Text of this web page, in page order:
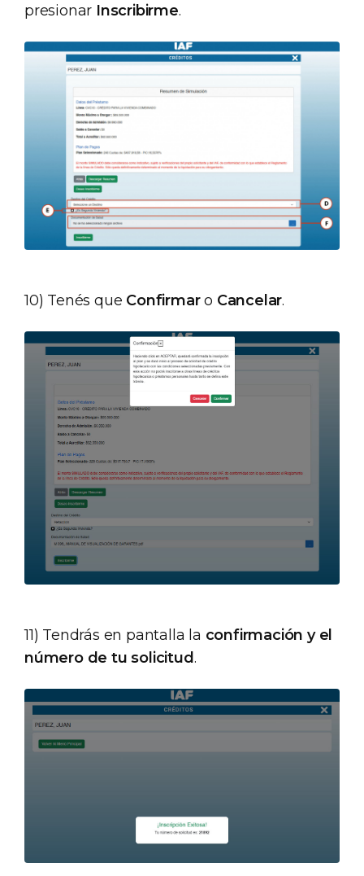
presionar Inscribirme.
10) Tenés que Confirmaro Cancelar.
11) Tendrás en pantalla la confirmación y el
número de tu solicitud.